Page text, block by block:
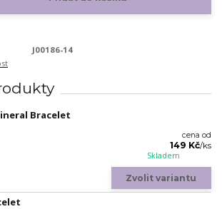
J00186-14
Bracelet
cena od
149 Kč/ks
Skladem
Zvolit variantu